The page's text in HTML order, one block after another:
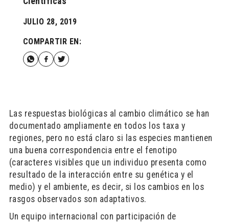
JULIO 28, 2019
COMPARTIR EN:
Las respuestas biológicas al cambio climático se han
documentado ampliamente en todos los taxa y
regiones, pero no está claro si las especies mantienen
una buena correspondencia entre el fenotipo
(caracteres visibles que un individuo presenta como
resultado de la interacción entre su genética y el
medio) y el ambiente, es decir, si los cambios en los
rasgos observados son adaptativos.
Un equipo internacional con participación de